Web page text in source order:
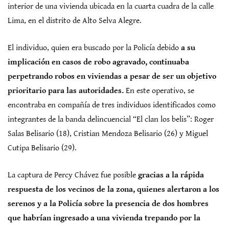
interior de una vivienda ubicada en la cuarta cuadra de la calle
Lima, en el distrito de Alto Selva Alegre.
El individuo, quien era buscado por la Policía debido a su
implicación en casos de robo agravado, continuaba
perpetrando robos en viviendas a pesar de ser un objetivo
prioritario para las autoridades. En este operativo, se
encontraba en compañía de tres individuos identificados como
integrantes de la banda delincuencial “El clan los belis”: Roger
Salas Belisario (18), Cristian Mendoza Belisario (26) y Miguel
Cutipa Belisario (29).
La captura de Percy Chávez fue posible gracias a la rápida
respuesta de los vecinos de la zona, quienes alertaron a los
serenos y a la Policía sobre la presencia de dos hombres
que habrían ingresado a una vivienda trepando por la